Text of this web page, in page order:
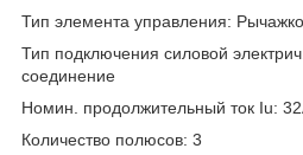
Тип элемента управления:
Тип подключения силовой
соединение
Номин. продолжительный ток Iu:
Количество полюсов: 3